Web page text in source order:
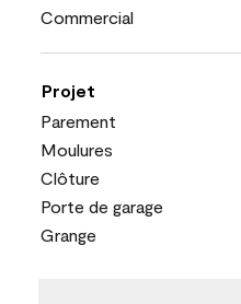
Commercial
Projet
Parement
Moulures
Clôture
Porte de garage
Grange